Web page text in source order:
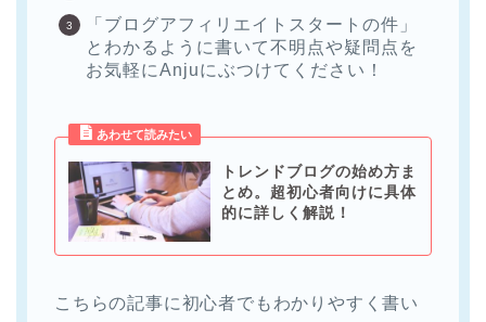
「ブログアフィリエイトスタートの件」
とわかるように書いて不明点や疑問点を
お気軽にAnjuにぶつけてください！
トレンドブログの始め方ま
とめ。超初心者向けに具体
的に詳しく解説！
こちらの記事に初心者でもわかりやすく書い